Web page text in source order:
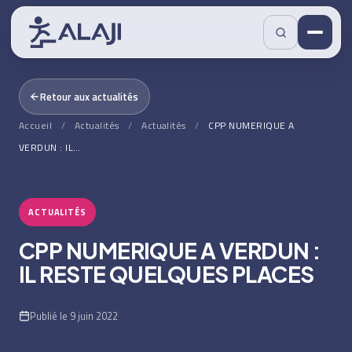
Retour aux actualités
Accueil / Actualités / Actualités /
CPP NUMERIQUE A
VERDUN : IL…
ACTUALITÉS
CPP NUMERIQUE A VERDUN :
IL RESTE QUELQUES PLACES
Publié le 9 juin 2022